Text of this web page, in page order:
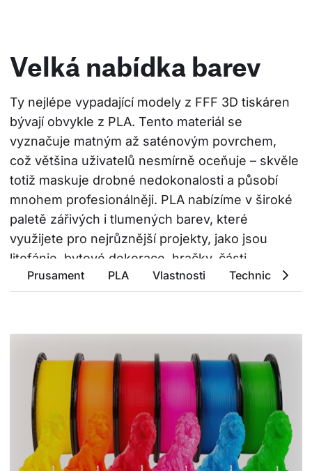
Prusament PLA Vlastnosti Technické
Velká nabídka barev
Ty nejlépe vypadající modely z FFF 3D tiskáren
bývají obvykle z PLA. Tento materiál se
vyznačuje matným až saténovým povrchem,
což většina uživatelů nesmírně oceňuje – skvěle
totiž maskuje drobné nedokonalosti a působí
mnohem profesionálněji. PLA nabízíme v široké
paletě zářivých i tlumených barev, které
využijete pro nejrůznější projekty, jako jsou
litofánie, bytové dekorace, hračky, části
kostýmů a mnoho dalšího.